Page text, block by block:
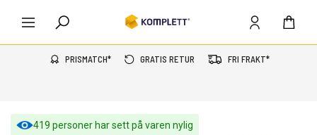
PRISMATCH* GRATIS RETUR FRI FRAKT*
419 personer har sett på varen nylig